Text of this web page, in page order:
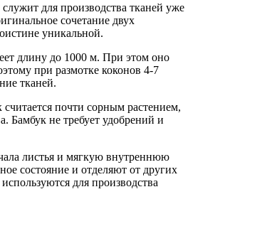
для производства тканей уже
сочетание двух
уникальной.
длину до 1000 м. При этом оно
при размотке коконов 4-7
тканей.
почти сорным растением,
Бамбук не требует удобрений и
листья и мягкую внутреннюю
состояние и отделяют от других
для производства